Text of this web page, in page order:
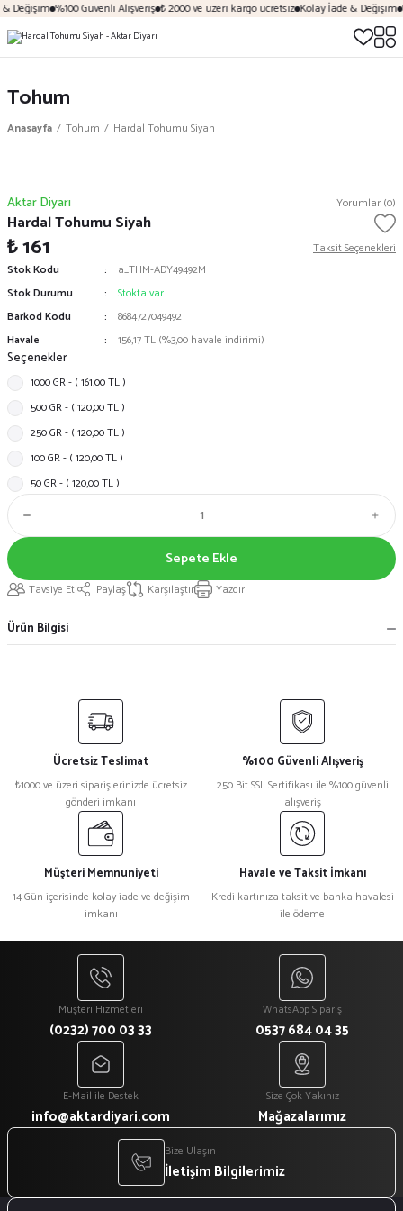
Değişim %100 Güvenli Alışveriş ₺ 2000 ve üzeri kargo ücretsiz Kolay İade & Değişim
Tohum
Anasayfa Tohum Hardal Tohumu Siyah
Aktar Diyarı Yorumlar (0)
Hardal Tohumu Siyah
₺ 161
Taksit Seçenekleri
Stok Kodu
a_THM-ADY49492M
Stok Durumu
Stokta var
Barkod Kodu
8684727049492
Havale
156,17 TL (%3,00 havale indirimi)
Seçenekler
1000 GR - ( 161,00 TL )
500 GR - ( 120,00 TL )
250 GR - ( 120,00 TL )
100 GR - ( 120,00 TL )
50 GR - ( 120,00 TL )
Sepete Ekle
Tavsiye Et Paylaş Karşılaştır Yazdır
Ürün Bilgisi
Ücretsiz Teslimat
₺1000 ve üzeri siparişlerinizde ücretsiz
gönderi imkanı
%100 Güvenli Alışveriş
250 Bit SSL Sertifikası ile %100 güvenli
alışveriş
Müşteri Memnuniyeti
14 Gün içerisinde kolay iade ve değişim
imkanı
Havale ve Taksit İmkanı
Kredi kartınıza taksit ve banka havalesi
ile ödeme
Müşteri Hizmetleri
(0232) 700 03 33
WhatsApp Sipariş
0537 684 04 35
E-Mail ile Destek
info@aktardiyari.com
Size Çok Yakınız
Mağazalarımız
Bize Ulaşın
İletişim Bilgilerimiz